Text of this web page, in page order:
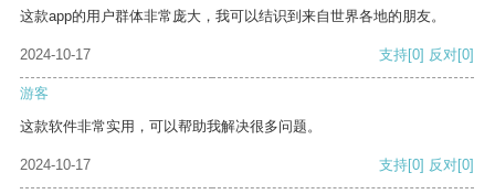
这款app的用户群体非常庞大，我可以结识到来自世界各地的朋友。
2024-10-17 支持[0] 反对[0]
游客
这款软件非常实用，可以帮助我解决很多问题。
2024-10-17 支持[0] 反对[0]